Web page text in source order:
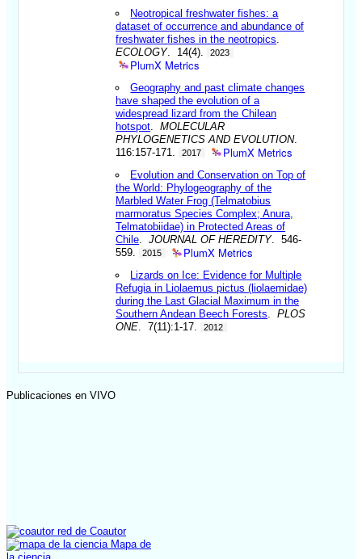
Neotropical freshwater fishes: a
dataset of occurrence and abundance of
freshwater fishes in the neotropics
ECOLOGY. 14(4). 2023
PlumX Metrics
Geography and past climate changes
have shaped the evolution of a
widespread lizard from the Chilean
hotspot .MOLECULAR
PHYLOGENETICS AND EVOLUTION.
116:157-171.
2017 PlumX Metrics
Evolution and Conservation on Top of
the World: Phylogeography of the
Marbled Water Frog (Telmatobius
marmoratus Species Complex; Anura,
Telmatobiidae) in Protected Areas of
Chile .JOURNAL OF HEREDITY. 546-
559.
2015 PlumX Metrics
Lizards on Ice: Evidence for Multiple
Refugia in Liolaemus pictus (liolaemidae)
during the Last Glacial Maximum in the
Southern Andean Beech Forests .PLOS
ONE . 7(11):1-17. 2012
Publicaciones en VIVO
red de Coautor
Mapa de